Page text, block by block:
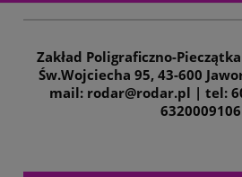
Zakład Poligraficzno-
Św.Wojciecha 95, 43-600
mail: rodar@rodar.pl | tel:
6320009106